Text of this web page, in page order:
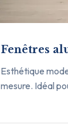
Fenêtres
Esthétique
mesure. Idéal